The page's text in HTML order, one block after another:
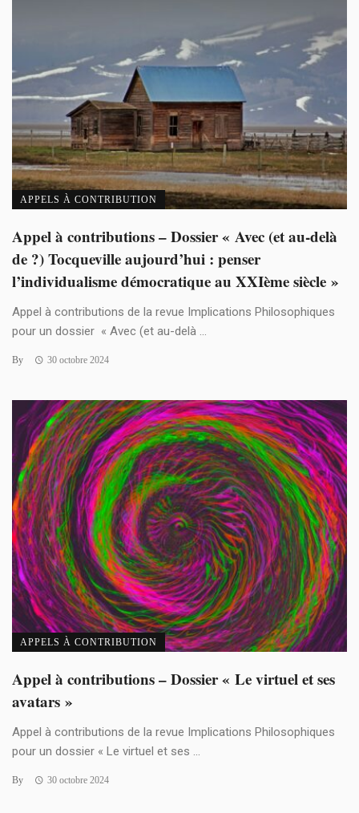
APPELS À CONTRIBUTION
Appel à contributions – Dossier « Avec (et au-delà
de ?) Tocqueville aujourd’hui : penser
l’individualisme démocratique au XXIème siècle »
Appel à contributions de la revue Implications Philosophiques
pour un dossier « Avec (et au-delà ...
By 30 octobre 2024
APPELS À CONTRIBUTION
Appel à contributions – Dossier « Le virtuel et ses
avatars »
Appel à contributions de la revue Implications Philosophiques
pour un dossier « Le virtuel et ses ...
By 30 octobre 2024